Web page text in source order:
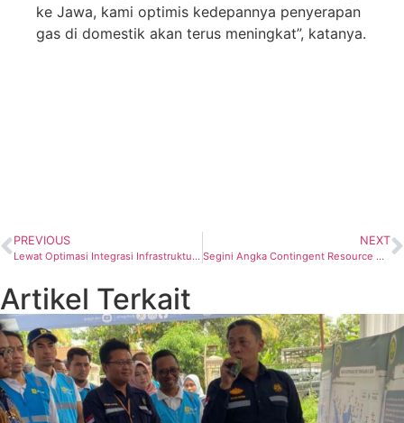
ke Jawa, kami optimis kedepannya penyerapan
gas di domestik akan terus meningkat”, katanya.
PREVIOUS
Lewat Optimasi Integrasi Infrastruktur Gas, PGN Terus Tingkatkan Pemanfaatan Gas Bumi di Jateng
NEXT
Segini Angka Contingent Resource Diklaim SKK Migas Sebesar1.164 MMBOE dari Target 152,5 MMBOE
Artikel Terkait